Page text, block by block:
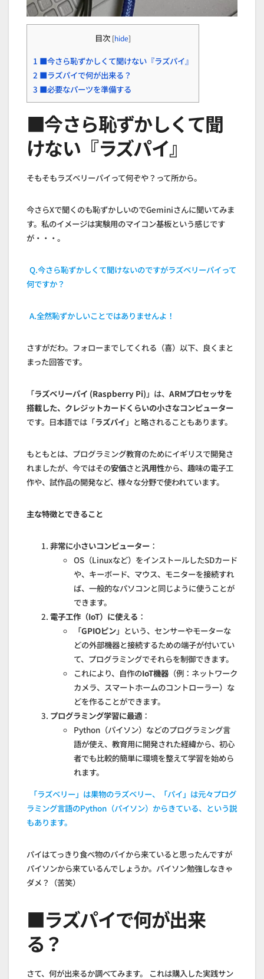
目次 [hide]
1 ■今さら恥ずかしくて聞けない『ラズパイ』
2 ■ラズパイで何が出来る？
3 ■必要なパーツを準備する
■今さら恥ずかしくて聞
けない『ラズパイ』
そもそもラズベリーパイって何ぞや？って所から。
今さらXで聞くのも恥ずかしいのでGeminiさんに聞いてみま
す。私のイメージは実験用のマイコン基板という感じです
が・・・。
Q.今さら恥ずかしくて聞けないのですがラズベリーパイって
何ですか？
A.全然恥ずかしいことではありませんよ！
さすがだわ。フォローまでしてくれる（喜）以下、良くまと
まった回答です。
「ラズベリーパイ (Raspberry Pi) 」は、 ARMプロセッサを
搭載した、クレジットカードくらいの小さなコンピューター
です。日本語では「ラズパイ 」と略されることもあります。
もともとは、プログラミング教育のためにイギリスで開発さ
れましたが、今ではその安価さと汎用性から、趣味の電子工
作や、試作品の開発など、様々な分野で使われています。
主な特徴とできること
非常に小さいコンピューター ：
OS（Linuxなど）をインストールしたSDカード
や、キーボード、マウス、モニターを接続すれ
ば、一般的なパソコンと同じように使うことが
できます。
電子工作（IoT）に使える ：
「GPIOピン」という、センサーやモーターな
どの外部機器と接続するための端子が付いてい
て、プログラミングでそれらを制御できます。
これにより、自作のIoT機器 （例：ネットワーク
カメラ、スマートホームのコントローラー）な
どを作ることができます。
プログラミング学習に最適 ：
Python（パイソン）などのプログラミング言
語が使え、教育用に開発された経緯から、初心
者でも比較的簡単に環境を整えて学習を始めら
れます。
「ラズベリー」は果物のラズベリー、「パイ」は元々プログ
ラミング言語のPython（パイソン）からきている、という説
もあります。
パイはてっきり食べ物のパイから来ていると思ったんですが
パイソンから来ているんでしょうか。パイソン勉強しなきゃ
ダメ？（苦笑）
■ラズパイで何が出来
る？
さて、何が出来るか調べてみます。 これは購入した実践サン